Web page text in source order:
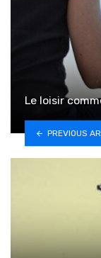
Le loisir
PREVIOUS